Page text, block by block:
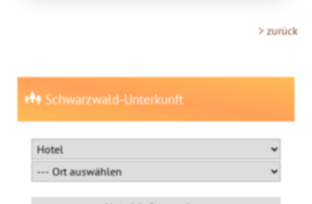
> zurück
Schwarzwald-Unterkunft